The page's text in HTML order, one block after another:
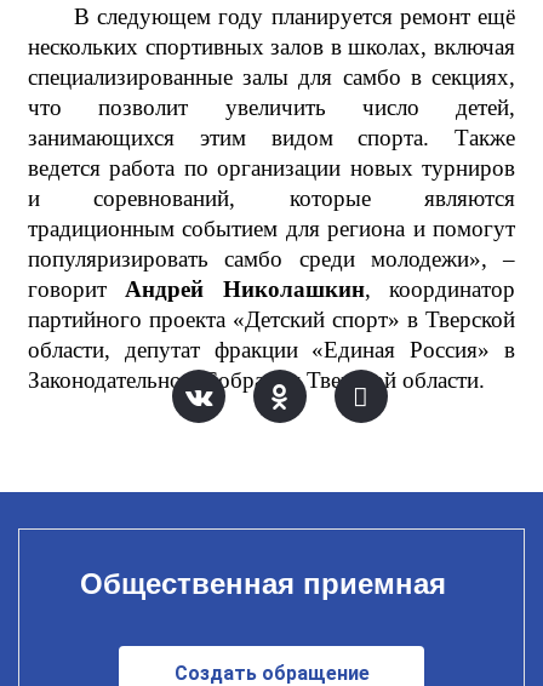
В следующем году планируется ремонт ещё
нескольких спортивных залов в школах, включая
специализированные залы для самбо в секциях,
что позволит увеличить число детей,
занимающихся этим видом спорта. Также
ведется работа по организации новых турниров
и соревнований, которые являются
традиционным событием для региона и помогут
популяризировать самбо среди молодежи», –
говоритАндрей Николашкин, координатор
партийного проекта «Детский спорт» в Тверской
области, депутат фракции «Единая Россия» в
Законодательном Собрании Тверской области.
Общественная приемная
Создать обращение